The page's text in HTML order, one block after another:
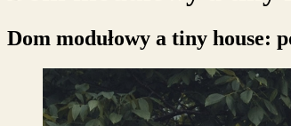
Dom modułowy a tiny house: